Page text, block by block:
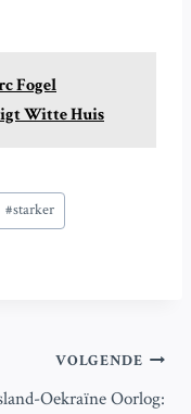
Fogel
Witte Huis
#starker
VOLGENDE
Oekraïne Oorlog: